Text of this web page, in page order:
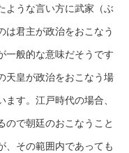
ような言い方に武家（ぶ
は君主が政治をおこなう
一般的な意味だそうです
天皇が政治をおこなう場
す。江戸時代の場合、
ので朝廷のおこなうこと
、その範囲内であっても